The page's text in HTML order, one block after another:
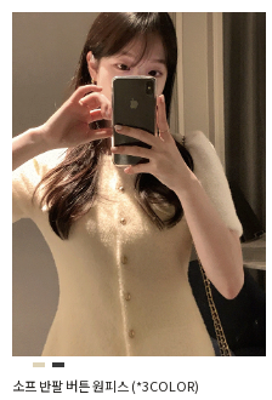
소프 반팔 버튼 원피스 (*3COLOR)